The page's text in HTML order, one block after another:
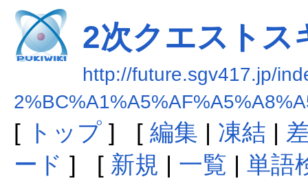
2次クエストス
http://future.sgv417.jp/
[ トップ] [ 編集 | 凍結 |
ード ] [ 新規 | 一覧 | 単語